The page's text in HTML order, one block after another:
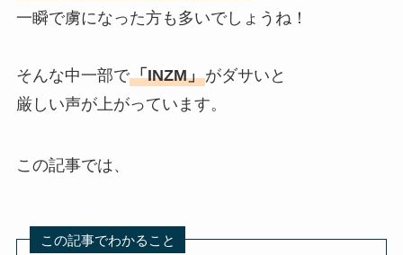
一瞬で虜になった方も多いでしょうね！
そんな中一部で「INZM」がダサいと
厳しい声が上がっています。
この記事では、
この記事でわかること